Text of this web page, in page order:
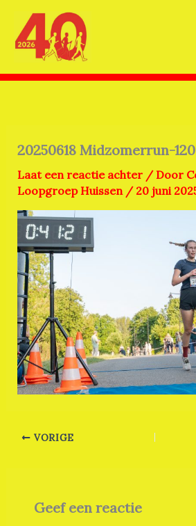
naar
20250618 Midzomerrun-120
Laat een reactie achter / Door
Loopgroep Huissen / 20 juni
VORIGE
Geef een reactie